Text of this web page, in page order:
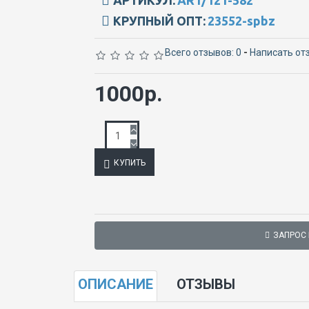
КРУПНЫЙ ОПТ: 23552-spbz
Всего отзывов: 0 - Написать
1000р.
КУПИТЬ
ОПИСАНИЕ ОТЗЫВЫ